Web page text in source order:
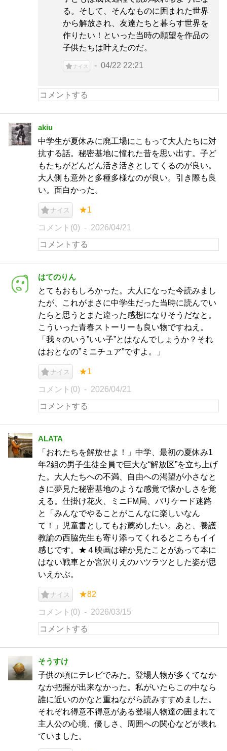
る。そして、そんなものに囲まれた世界
から解放され、友達たちと暮らす世界を
作りたい！といった当時の願望を作品の
子供たちは叶えたのだ。
ナイス 04/22 22:21
akiu
中学生が夏休みに廃工場にこもって大人たちに対
抗する話。秘密基地に憧れた昔を思い出す。子ど
もたちがどんどん活き活きとしてくるのが良い。
大人側も意外と多種多様なのが良い。引き際も良
い。面白かった。
ナイス ★1
コメント(0) 2026/04/21
はてのりん
とてもおもしろかった。大人になった今読みまし
たが、これがまさに中学生だった当時に読んでい
たらと思うとまた違った感想になりそうだなと。
こういった青春ストーリーも良い物ですねえ。
「我々のいう”いい子”とはなんでしょうか？それ
はおとなの”ミニチュア”ですよ。」
ナイス ★1
コメント(0) 2026/04/21
ALATA
「おれたちを解放せよ！」中学、最初の夏休み1
年2組の男子生徒全員で巨大な“解放区”を立ち上げ
た。大人たちへの不満、自由への渇望が小さなと
きに夢見た秘密基地のような感覚で懐かしさを覚
える。仕掛け花火、ミニFM局、バリケード迷路
と「みんなでやることがこんなに楽しいなん
て！」児童書としてもお薦めしたい。あと、養護
教諭の西脇先生も寄り添ってくれるところもイイ
感じです。★４映画は確か見たことがあって本に
はない戦車とか宮沢りえのハツラツとした姿が思
いえかぶ。
ナイス ★82
コメント(0) 2026/03/15
そうすけ
子供の頃にテレビでみた。登場人物が多くてなか
なか把握が出来なかった。私がいたらこの中なら
誰に近いのかなと重ねながら読みすすめました。
それぞれ得意不得意がある登場人物達の囲まれて
主人公の心境、優しさ、周囲への関心などが表れ
ていました。